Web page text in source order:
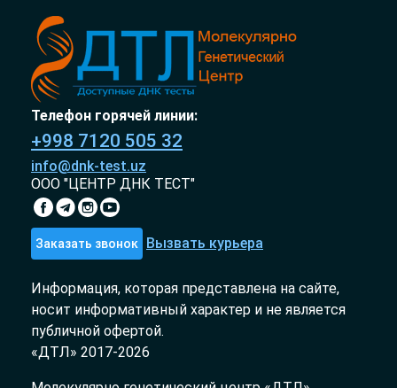
Телефон горячей линии:
+998 7120 505 32
info@dnk-test.uz
ООО "ЦЕНТР ДНК ТЕСТ"
Заказать звонок Вызвать курьера
Информация, которая представлена на сайте,
носит информативный характер и не является
публичной офертой.
«ДТЛ» 2017-2026